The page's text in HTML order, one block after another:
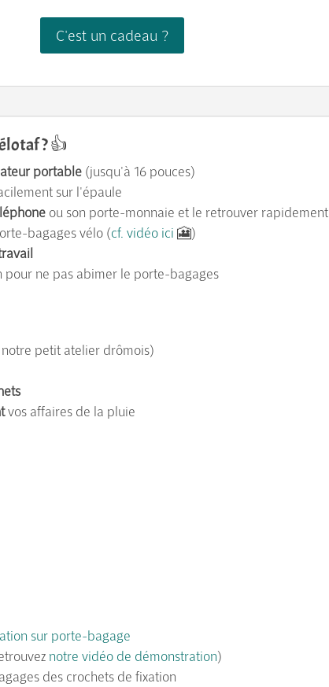
C'est un cadeau ?
? 👍
portable (jusqu'à 16 pouces)
sur l'épaule
ou son porte-monnaie et le retrouver rapidement
bagages vélo (cf. vidéo ici 🎦)
pour ne pas abimer le porte-bagages
petit atelier drômois)
vos affaires de la pluie
sur porte-bagage
notre vidéo de démonstration)
des crochets de fixation